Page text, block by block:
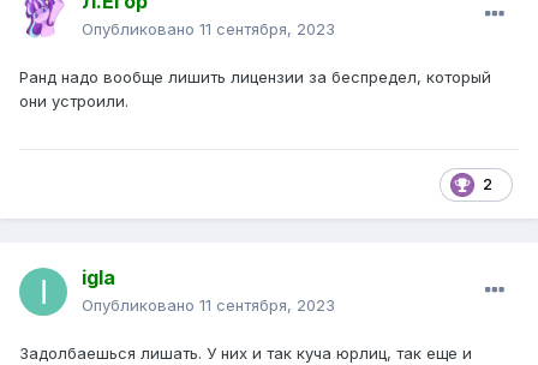
до метро - а хрен вам, катайтесь на отдельных рейсах
Автоновио возможности - давно бы туда пролезли.
Опубликовано 11 сентября, 2023
Ранд надо вообще лишить лицензии за беспредел, который
они устроили.
2
igla
Опубликовано 11 сентября, 2023
Задолбаешься лишать. У них и так куча юрлиц, так еще и